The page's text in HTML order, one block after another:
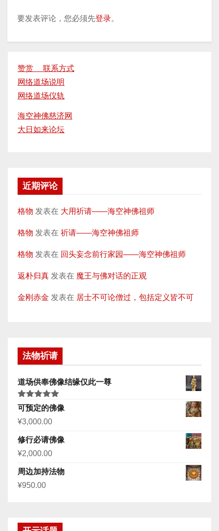
要发表评论，您必须先登录。
赞赏 联系方式
网络道场说明
网络道场仪轨
海空神佛慈济网
大日如来论坛
近期评论
格物 发表在 大用祈请——海空神佛祖师
格物 发表在 祈请——海空神佛祖师
格物 发表在 回头妄念前行家园——海空神佛祖师
返朴归真 发表在 魔王与佛对话的正观
金刚赤金 发表在 居士不可论僧过，包括定义皆不可
法物祈请
道场供奉佛像结缘仅此一尊
评分5.00
&sol; 5
可预定的佛像
¥3,000.00
修行必请佛像
¥2,000.00
周边加持法物
¥950.00